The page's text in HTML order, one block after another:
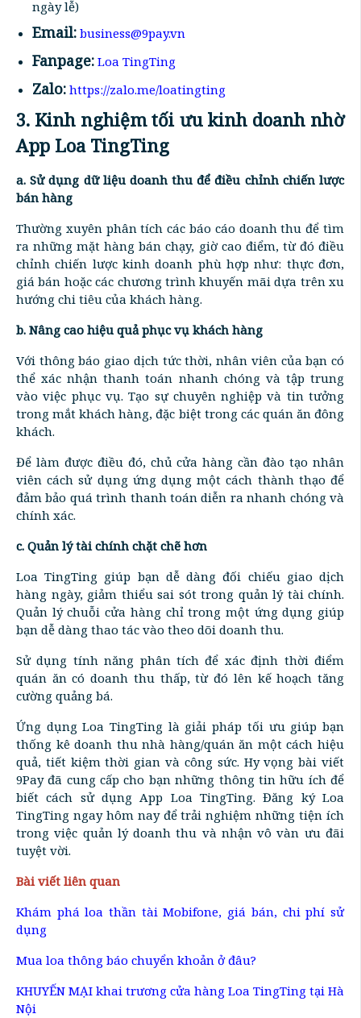
ngày lễ)
Email: business@9pay.vn
Fanpage: Loa TingTing
Zalo: https://zalo.me/loatingting
3. Kinh nghiệm tối ưu kinh doanh nhờ
App Loa TingTing
a. Sử dụng dữ liệu doanh thu để điều chỉnh chiến lược
bán hàng
Thường xuyên phân tích các báo cáo doanh thu để tìm
ra những mặt hàng bán chạy, giờ cao điểm, từ đó điều
chỉnh chiến lược kinh doanh phù hợp như: thực đơn,
giá bán hoặc các chương trình khuyến mãi dựa trên xu
hướng chi tiêu của khách hàng.
b. Nâng cao hiệu quả phục vụ khách hàng
Với thông báo giao dịch tức thời, nhân viên của bạn có
thể xác nhận thanh toán nhanh chóng và tập trung
vào việc phục vụ. Tạo sự chuyên nghiệp và tin tưởng
trong mắt khách hàng, đặc biệt trong các quán ăn đông
khách.
Để làm được điều đó, chủ cửa hàng cần đào tạo nhân
viên cách sử dụng ứng dụng một cách thành thạo để
đảm bảo quá trình thanh toán diễn ra nhanh chóng và
chính xác.
c. Quản lý tài chính chặt chẽ hơn
Loa TingTing giúp bạn dễ dàng đối chiếu giao dịch
hàng ngày, giảm thiểu sai sót trong quản lý tài chính.
Quản lý chuỗi cửa hàng chỉ trong một ứng dụng giúp
bạn dễ dàng thao tác vào theo dõi doanh thu.
Sử dụng tính năng phân tích để xác định thời điểm
quán ăn có doanh thu thấp, từ đó lên kế hoạch tăng
cường quảng bá.
Ứng dụng Loa TingTing là giải pháp tối ưu giúp bạn
thống kê doanh thu nhà hàng/quán ăn một cách hiệu
quả, tiết kiệm thời gian và công sức. Hy vọng bài viết
9Pay đã cung cấp cho bạn những thông tin hữu ích để
biết cách sử dụng App Loa TingTing. Đăng ký Loa
TingTing ngay hôm nay để trải nghiệm những tiện ích
trong việc quản lý doanh thu và nhận vô vàn ưu đãi
tuyệt vời.
Bài viết liên quan
Khám phá loa thần tài Mobifone, giá bán, chi phí sử
dụng
Mua loa thông báo chuyển khoản ở đâu?
KHUYẾN MẠI khai trương cửa hàng Loa TingTing tại Hà
Nội